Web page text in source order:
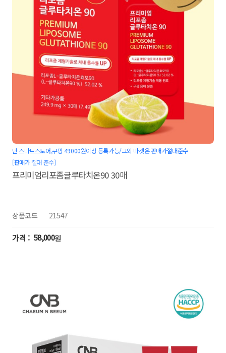
단 스마트스토어,쿠팡 49000원이상 등록가능/그외 마켓은 판매가절대준수
[판매가 절대 준수]
프리미엄리포좀글루타치온90 30매
상품코드 21547
58,000원